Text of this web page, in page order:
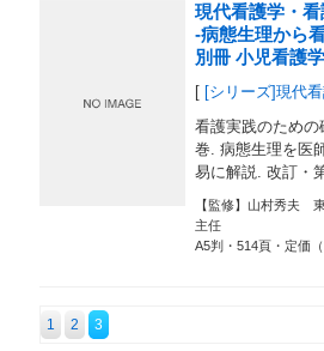
現代看護学・
-病態生理から
別冊 小児看護
[ [シリーズ]現代
看護実践のため
巻. 病態生理を医
易に解説. 改訂・
【監修】山村秀夫
主任
A5判・514頁・定価
1 2 3